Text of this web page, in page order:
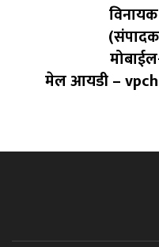
मेल आयडी –